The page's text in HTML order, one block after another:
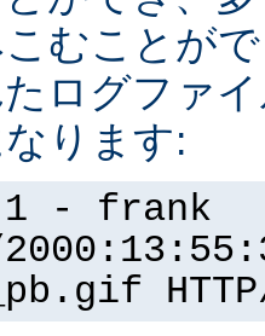
むことが
ログファ
ります:
- frank